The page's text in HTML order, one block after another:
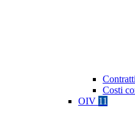
Costi
OIV 11